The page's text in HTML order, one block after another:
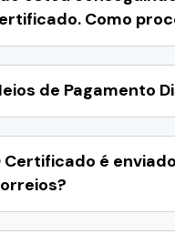
Como
de Pagamento
Certificado é